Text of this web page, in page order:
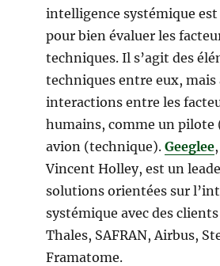
intelligence systémique
pour bien évaluer les
techniques. Il s’agit des
techniques entre eux, mais
interactions entre les
humains, comme un
avion (technique).Geeglee
Vincent Holley, est un
solutions orientées sur
systémique avec des
Thales, SAFRAN, Airbus,
Framatome.